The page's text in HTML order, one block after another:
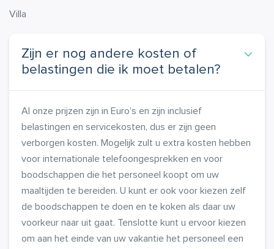
Villa
Zijn er nog andere kosten of
belastingen die ik moet betalen?
Al onze prijzen zijn in Euro’s en zijn inclusief
belastingen en servicekosten, dus er zijn geen
verborgen kosten. Mogelijk zult u extra kosten hebben
voor internationale telefoongesprekken en voor
boodschappen die het personeel koopt om uw
maaltijden te bereiden. U kunt er ook voor kiezen zelf
de boodschappen te doen en te koken als daar uw
voorkeur naar uit gaat. Tenslotte kunt u ervoor kiezen
om aan het einde van uw vakantie het personeel een